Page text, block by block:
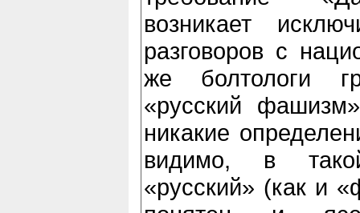
возникает
разговоров с
же болтологи
«русский
никакие
видимо, в
«русский» (как и